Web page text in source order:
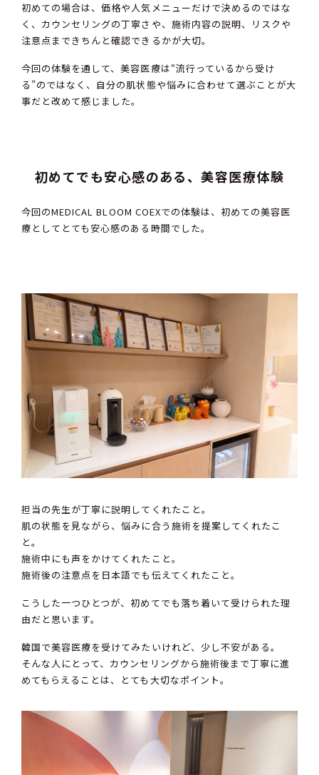
初めての場合は、価格や人気メニューだけで決めるのではな
く、カウンセリングの丁寧さや、施術内容の説明、リスクや
注意点まできちんと確認できるかが大切。
今回の体験を通して、美容医療は“流行っているから受け
る”のではなく、自分の肌状態や悩みに合わせて選ぶことが大
事だと改めて感じました。
初めてでも安心感のある、美容医療体験
今回のMEDICAL BLOOM COEXでの体験は、初めての美容医
療としてとても安心感のある時間でした。
担当の先生が丁寧に説明してくれたこと。
肌の状態を見ながら、悩みに合う施術を提案してくれたこ
と。
施術中にも声をかけてくれたこと。
施術後の注意点を日本語でも伝えてくれたこと。
こうした一つひとつが、初めてでも落ち着いて受けられた理
由だと思います。
韓国で美容医療を受けてみたいけれど、少し不安がある。
そんな人にとって、カウンセリングから施術後まで丁寧に進
めてもらえることは、とても大切なポイント。